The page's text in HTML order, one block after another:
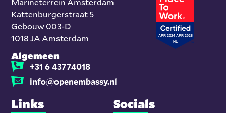
Kattenburgerstraat 5
Gebouw 003-D
1018 JA Amsterdam
Algemeen
+31 6 43774018
info@openembassy.nl
Links Socials